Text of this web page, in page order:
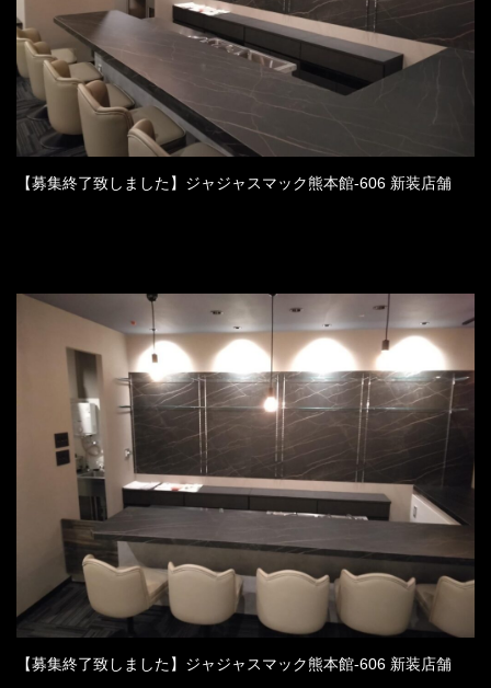
【募集終了致しました】ジャジャスマック熊本館-606 新装店舗
【募集終了致しました】ジャジャスマック熊本館-606 新装店舗